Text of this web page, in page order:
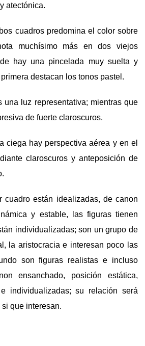
atectónica.
cuadros predomina el color sobre
muchísimo más en dos viejos
hay una pincelada muy suelta y
destacan los tonos pastel.
una luz representativa; mientras que
de fuerte claroscuros.
ciega hay perspectiva aérea y en el
claroscuros y anteposición de
cuadro están idealizadas, de canon
y estable, las figuras tienen
individualizadas; son un grupo de
la aristocracia e interesan poco las
son figuras realistas e incluso
ensanchado, posición estática,
individualizadas; su relación será
que interesan.